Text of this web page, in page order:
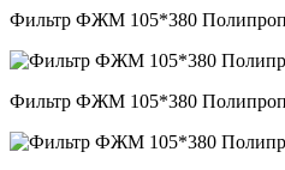
Фильтр ФЖМ 105*380
Фильтр ФЖМ 105*380